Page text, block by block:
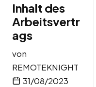
Inhalt des
Arbeitsvertr
ags
von
REMOTEKNIGHT
31/08/2023